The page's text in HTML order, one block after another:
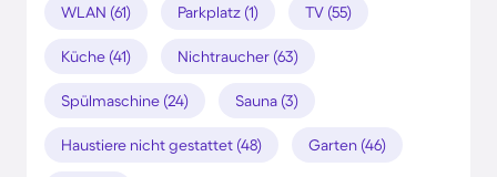
WLAN (61) Parkplatz (1) TV (55)
Küche (41) Nichtraucher (63)
Spülmaschine (24) Sauna (3)
Haustiere nicht gestattet (48) Garten (46)